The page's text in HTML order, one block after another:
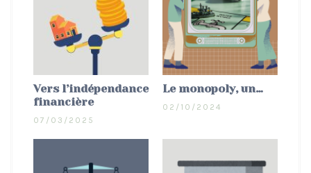
Vers l’indépendance
financière
07/03/2025
Le monopoly, un…
02/10/2024